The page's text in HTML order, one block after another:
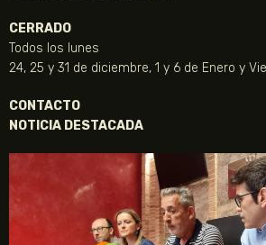
CERRADO
Todos los lunes
24, 25 y 31 de diciembre, 1 y 6 de Enero y
CONTACTO
NOTICIA DESTACADA